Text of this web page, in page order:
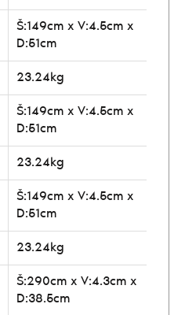
Š:149cm x V:4.5cm x
D:51cm
23.24kg
Š:149cm x V:4.5cm x
D:51cm
23.24kg
Š:149cm x V:4.5cm x
D:51cm
23.24kg
Š:290cm x V:4.3cm x
D:38.5cm